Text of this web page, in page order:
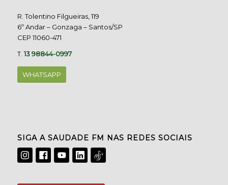
R. Tolentino Filgueiras, 119
6º Andar – Gonzaga – Santos/SP
CEP 11060-471
T.13 98844-0997
WHATSAPP
SIGA A SAUDADE FM NAS REDES SOCIAIS